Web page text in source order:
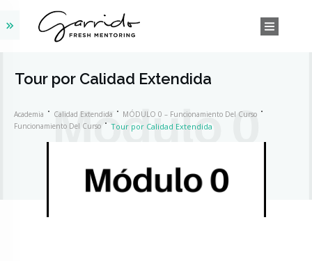
Tour por Calidad Extendida
Academia Calidad Extendida
MÓDULO 0 – Funcionamiento Del Curso
Funcionamiento Del Curso
Tour por Calidad Extendida